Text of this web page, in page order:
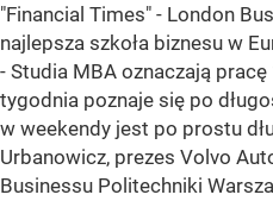
"Financial Times" - London
najlepsza szkoła biznesu w
- Studia MBA oznaczają
tygodnia poznaje się po
w weekendy jest po prostu
Urbanowicz, prezes Volvo
Businessu Politechniki